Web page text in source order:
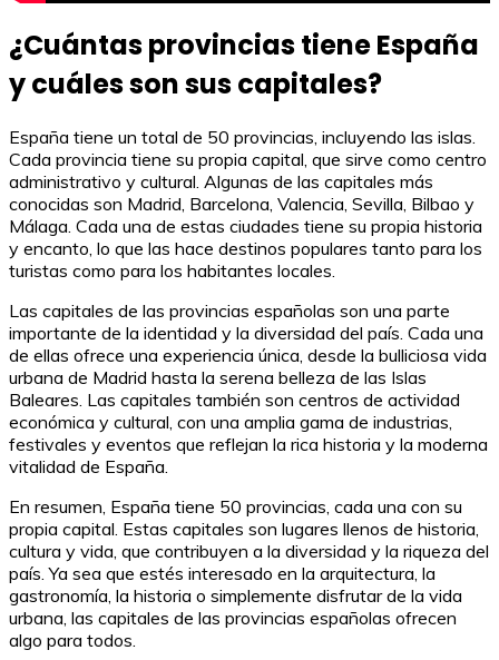
¿Cuántas provincias tiene España
y cuáles son sus capitales?
España tiene un total de 50 provincias, incluyendo las islas.
Cada provincia tiene su propia capital, que sirve como centro
administrativo y cultural. Algunas de las capitales más
conocidas son Madrid, Barcelona, Valencia, Sevilla, Bilbao y
Málaga. Cada una de estas ciudades tiene su propia historia
y encanto, lo que las hace destinos populares tanto para los
turistas como para los habitantes locales.
Las capitales de las provincias españolas son una parte
importante de la identidad y la diversidad del país. Cada una
de ellas ofrece una experiencia única, desde la bulliciosa vida
urbana de Madrid hasta la serena belleza de las Islas
Baleares. Las capitales también son centros de actividad
económica y cultural, con una amplia gama de industrias,
festivales y eventos que reflejan la rica historia y la moderna
vitalidad de España.
En resumen, España tiene 50 provincias, cada una con su
propia capital. Estas capitales son lugares llenos de historia,
cultura y vida, que contribuyen a la diversidad y la riqueza del
país. Ya sea que estés interesado en la arquitectura, la
gastronomía, la historia o simplemente disfrutar de la vida
urbana, las capitales de las provincias españolas ofrecen
algo para todos.